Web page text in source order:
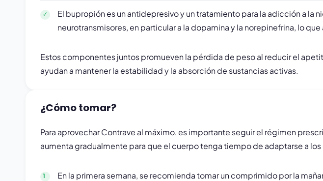
El bupropión es un antidepresivo y un tratamiento para la adicción a
neurotransmisores, en particular a la dopamina y la norepinefrina, lo
Estos componentes juntos promueven la pérdida de peso al reducir el
ayudan a mantener la estabilidad y la absorción de sustancias activas.
¿Cómo tomar?
Para aprovechar Contrave al máximo, es importante seguir el régimen
aumenta gradualmente para que el cuerpo tenga tiempo de adaptarse a
En la primera semana, se recomienda tomar un comprimido por la